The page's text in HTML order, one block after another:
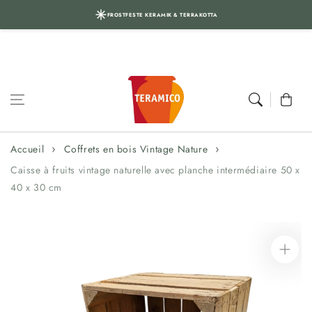
FROSTFESTE KERAMIK & TERRAKOTTA
Aller au
Panier
Accueil
Coffrets en bois Vintage Nature
Caisse à fruits vintage naturelle avec planche intermédiaire 50 x
40 x 30 cm